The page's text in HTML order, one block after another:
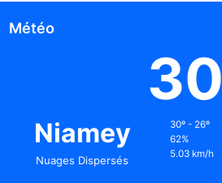
Météo
Niamey
Nuages Dispersés
30
30º - 26º
62%
5.03 km/h